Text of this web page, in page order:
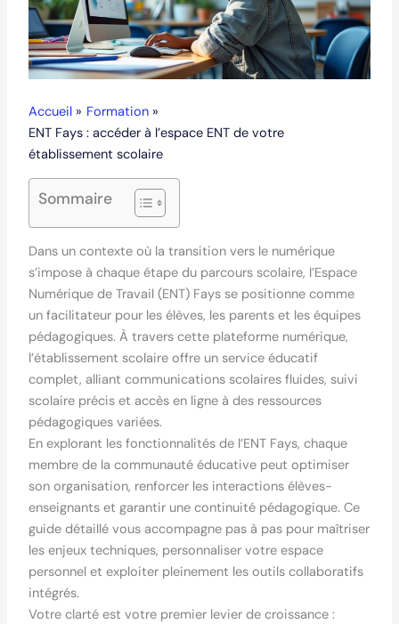
Accueil
Formation
ENT Fays : accéder à l’espace ENT de votre
établissement scolaire
Sommaire
Dans un contexte où la transition vers le numérique
s’impose à chaque étape du parcours scolaire, l’Espace
Numérique de Travail (ENT) Fays se positionne comme
un facilitateur pour les élèves, les parents et les équipes
pédagogiques. À travers cette plateforme numérique,
l’établissement scolaire offre un service éducatif
complet, alliant communications scolaires fluides, suivi
scolaire précis et accès en ligne à des ressources
pédagogiques variées.
En explorant les fonctionnalités de l’ENT Fays, chaque
membre de la communauté éducative peut optimiser
son organisation, renforcer les interactions élèves-
enseignants et garantir une continuité pédagogique. Ce
guide détaillé vous accompagne pas à pas pour maîtriser
les enjeux techniques, personnaliser votre espace
personnel et exploiter pleinement les outils collaboratifs
intégrés.
Votre clarté est votre premier levier de croissance :